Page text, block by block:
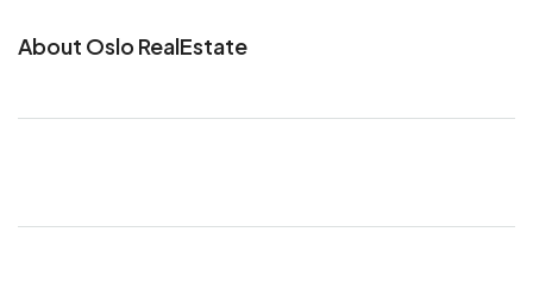
About Oslo RealEstate